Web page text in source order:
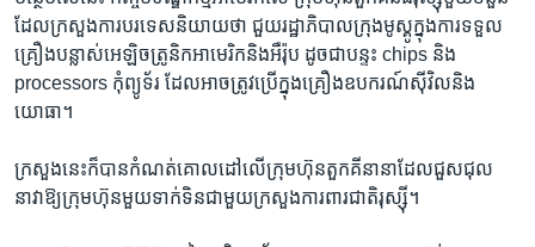
ដែល​ក្រសួង​ការបរទេសនិយាយ​ថា ​ជួយ​រដ្ឋាភិបាលក្រុង​មូស្គូ​ក្នុង​ការទទួល
គ្រឿង​បន្លាស់​អេឡិចត្រូនិក​អាមេរិក​និង​អឺរ៉ុប​ ដូចជា​បន្ទះ chips ​និង​
processors កុំព្យូទ័រ​ ដែល​អាចត្រូវប្រើ​ក្នុងគ្រឿង​ឧបករណ៍​ស៊ីវិល​និង​
យោធា។
ក្រសួងនេះក៏​បាន​កំណត់​គោលដៅ​លើក្រុមហ៊ុន​តួកគីនានា​ដែល​ជួសជុល​
នាវា​ឱ្យ​ក្រុមហ៊ុន​មួយទាក់ទិន​ជាមួយក្រសួង​ការពារជាតិ​រុស្ស៊ី។